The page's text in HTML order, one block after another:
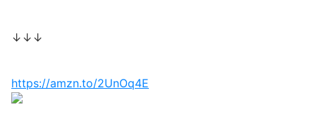
↓↓↓
https://amzn.to/2UnOq4E